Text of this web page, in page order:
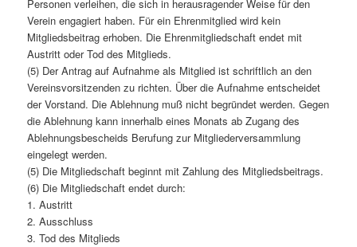
Personen verleihen, die sich in herausragender Weise für den
Verein engagiert haben. Für ein Ehrenmitglied wird kein
Mitgliedsbeitrag erhoben. Die Ehrenmitgliedschaft endet mit
Austritt oder Tod des Mitglieds.
(5) Der Antrag auf Aufnahme als Mitglied ist schriftlich an den
Vereinsvorsitzenden zu richten. Über die Aufnahme entscheidet
der Vorstand. Die Ablehnung muß nicht begründet werden. Gegen
die Ablehnung kann innerhalb eines Monats ab Zugang des
Ablehnungsbescheids Berufung zur Mitgliederversammlung
eingelegt werden.
(5) Die Mitgliedschaft beginnt mit Zahlung des Mitgliedsbeitrags.
(6) Die Mitgliedschaft endet durch:
1. Austritt
2. Ausschluss
3. Tod des Mitglieds